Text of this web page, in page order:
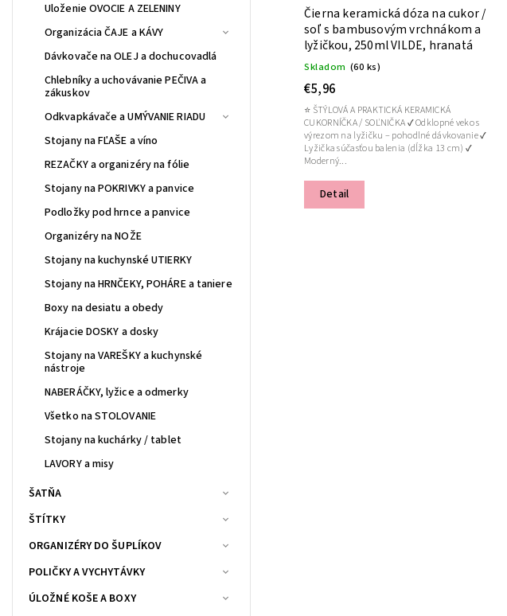
Uloženie OVOCIE A ZELENINY
Organizácia ČAJE a KÁVY
Dávkovače na OLEJ a dochucovadlá
Chlebníky a uchovávanie PEČIVA a
zákuskov
Odkvapkávače a UMÝVANIE RIADU
Stojany na FĽAŠE a víno
REZAČKY a organizéry na fólie
Stojany na POKRIVKY a panvice
Podložky pod hrnce a panvice
Organizéry na NOŽE
Stojany na kuchynské UTIERKY
Stojany na HRNČEKY, POHÁRE a taniere
Boxy na desiatu a obedy
Krájacie DOSKY a dosky
Stojany na VAREŠKY a kuchynské
nástroje
NABERÁČKY, lyžice a odmerky
Všetko na STOLOVANIE
Stojany na kuchárky / tablet
LAVORY a misy
ŠATŇA
ŠTÍTKY
ORGANIZÉRY DO ŠUPLÍKOV
POLIČKY A VYCHYTÁVKY
ÚLOŽNÉ KOŠE A BOXY
Čierna keramická dóza na cukor /
soľ s bambusovým vrchnákom a
lyžičkou, 250ml VILDE, hranatá
Skladom (60 ks)
€5,96
Detail
⭐ ŠTÝLOVÁ A PRAKTICKÁ KERAMICKÁ
CUKORNÍČKA / SOĽNIČKA ✔ Odklopné veko s
výrezom na lyžičku – pohodlné dávkovanie ✔
Lyžička súčasťou balenia (dĺžka 13 cm) ✔
Moderný...